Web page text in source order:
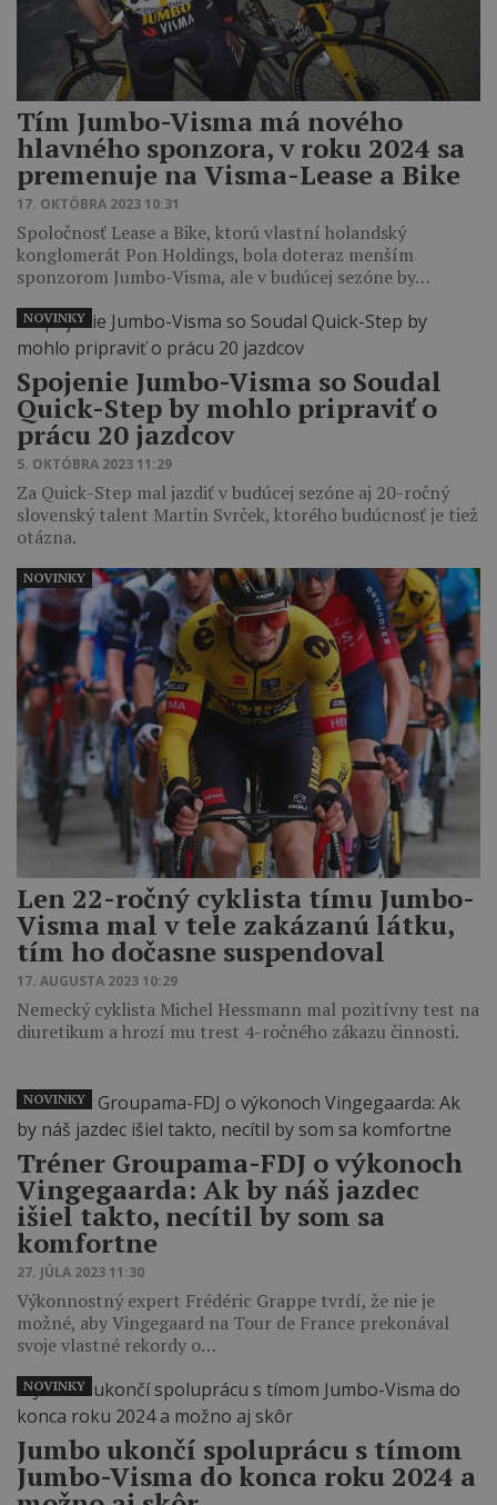
Tím Jumbo-Visma má nového
hlavného sponzora, v roku 2024 sa
premenuje na Visma-Lease a Bike
17. OKTÓBRA 2023 10:31
Spoločnosť Lease a Bike, ktorú vlastní holandský
konglomerát Pon Holdings, bola doteraz menším
sponzorom Jumbo-Visma, ale v budúcej sezóne by…
Spojenie Jumbo-Visma so Soudal
Quick-Step by mohlo pripraviť o
prácu 20 jazdcov
5. OKTÓBRA 2023 11:29
Za Quick-Step mal jazdiť v budúcej sezóne aj 20-ročný
slovenský talent Martin Svrček, ktorého budúcnosť je tiež
otázna.
NOVINKY
Len 22-ročný cyklista tímu Jumbo-
Visma mal v tele zakázanú látku,
tím ho dočasne suspendoval
17. AUGUSTA 2023 10:29
Nemecký cyklista Michel Hessmann mal pozitívny test na
diuretikum a hrozí mu trest 4-ročného zákazu činnosti.
NOVINKY
Tréner Groupama-FDJ o výkonoch
Vingegaarda: Ak by náš jazdec
išiel takto, necítil by som sa
komfortne
27. JÚLA 2023 11:30
Výkonnostný expert Frédéric Grappe tvrdí, že nie je
možné, aby Vingegaard na Tour de France prekonával
svoje vlastné rekordy o…
NOVINKY
Jumbo ukončí spoluprácu s tímom
Jumbo-Visma do konca roku 2024 a
NOVINKY